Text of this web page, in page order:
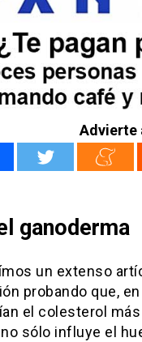
Advierte
ganoderma
un extenso
probando que,
el colesterol
sólo influye el